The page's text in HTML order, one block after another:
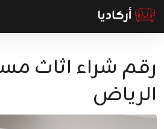
رقم شراء اثاث
الرياض